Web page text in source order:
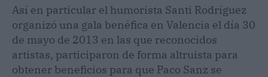
Así en particular el humorista Santi Rodríguez
organizó una gala benéfica en Valencia el día 30
de mayo de 2013 en las que reconocidos
artistas, participaron de forma altruista para
obtener beneficios para que Paco Sanz se